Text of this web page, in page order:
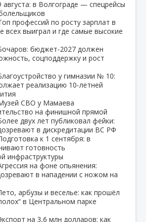
августа: в Волгограде — спецрейсы
профессий по росту зарплат в
всех выиграл и где самые высокие
бюджет‑2027 должен
соцподдержку и рост
у гимназии № 10:
реализацию 10‑летней
СВО у Мамаева
на финишной прямой
двух лет публиковал фейки:
в дискредитации ВС РФ
к 1 сентября: в
готовность
инфраструктуры
на фоне опьянения:
в нападении с ножом на
арбузы и веселье: как прошёл
в Центральном парке
на 3,6 млн долларов: как